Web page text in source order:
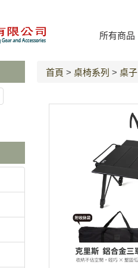
所有商品
首頁 > 桌椅系列 > 桌子